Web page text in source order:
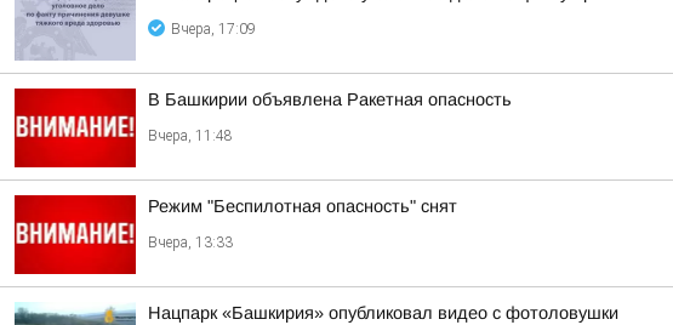
Вчера, 17:09
В Башкирии объявлена Ракетная опасность
Вчера, 11:48
Режим "Беспилотная опасность" снят
Вчера, 13:33
Нацпарк «Башкирия» опубликовал видео с фотоловушки